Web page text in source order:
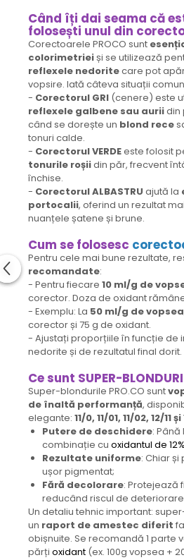
Când îți dai seama că
folosești unul din
Corectoarele PROCO sunt
colorimetrieiși se utilizează
reflexele nedoritecare pot
vopsire. Iată câteva situații
- Corectorul GRI (cenere) este
reflexele galbene sau auriidin
când se dorește un blond rece
tonuri calde.
- Corectorul VERDEeste folosit
tonurile roșiidin păr, frecvent
închise.
- Corectorul ALBASTRU ajută la
portocalii, oferind un rezultat
nuanțele șatene și brune.
Cum se folosesc
Pentru cele mai bune rezultate,
recomandate:
- Pentru fiecare 10 ml/g de
corector. Doza de oxidant
- Exemplu: La 50 ml/g de vopsea
corector și 75 g de oxidant.
- Ajustați proporțiile în funcție de
nedorite și de rezultatul final dorit.
Ce sunt SUPER-
Super-blondurile PRO.CO sunt
de înaltă performanță,
elegante: 11/0, 11/01, 11/02, 12/11 și
Putere de deschidere:
combinație cu oxidantul de
Rezultate uniforme: Chiar
ușor pigmentat;
Fără decolorare: Protejează
reducând riscul de
Un detaliu tehnic important:
un raport de amestec diferit
obișnuite. Se recomandă 1 parte
părți oxidant (ex. 100g vopsea +